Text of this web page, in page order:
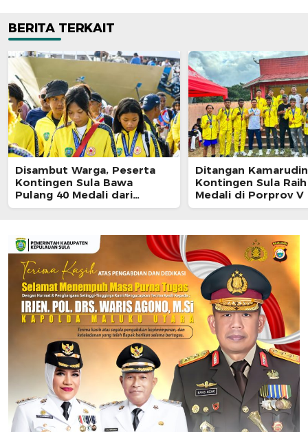
BERITA TERKAIT
Disambut Warga, Peserta
Kontingen Sula Bawa
Pulang 40 Medali dari
Porprov Malut 2026
Ditangan
Kontingen Sula
Medali di Porprov V